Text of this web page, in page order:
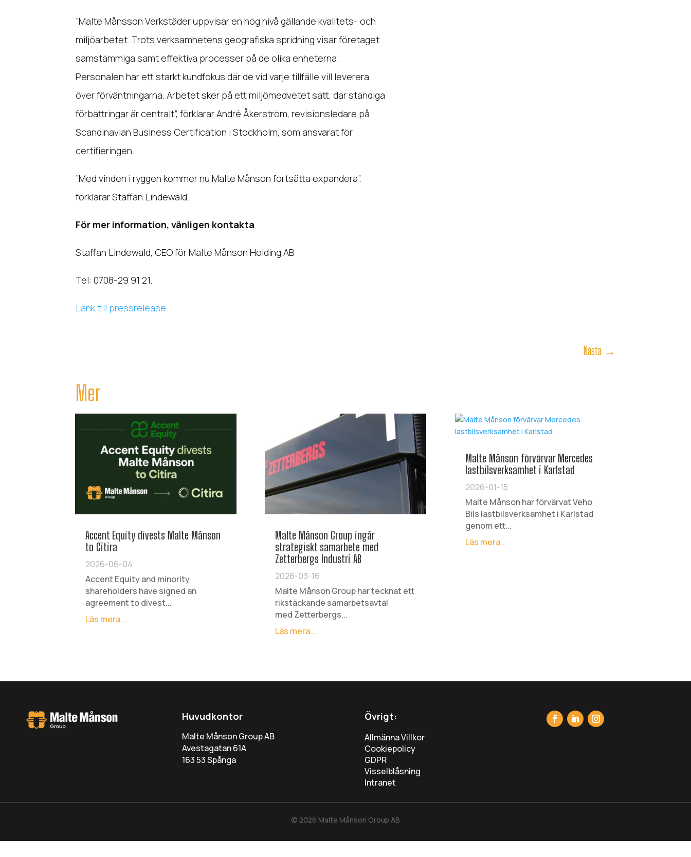
”Malte Månsson Verkstäder uppvisar en hög nivå gällande kvalitets- och
miljöarbetet. Trots verksamhetens geografiska spridning visar företaget
samstämmiga samt effektiva processer på de olika enheterna.
Personalen har ett starkt kundfokus där de vid varje tillfälle vill leverera
över förväntningarna. Arbetet sker på ett miljömedvetet sätt, där ständiga
förbättringar är centralt”, förklarar André Åkerström, revisionsledare på
Scandinavian Business Certification i Stockholm, som ansvarat för
certifieringen.
”Med vinden i ryggen kommer nu Malte Månson fortsätta expandera”,
förklarar Staffan Lindewald.
För mer information, vänligen kontakta
Staffan Lindewald, CEO för Malte Månson Holding AB
Tel: 0708-29 91 21.
Länk till pressrelease
Nästa →
Mer
Accent Equity divests Malte Månson
to Citira
2026-06-04
Accent Equity and minority
shareholders have signed an
agreement to divest...
Läs mera...
Malte Månson Group ingår
strategiskt samarbete med
Zetterbergs Industri AB
2026-03-16
Malte Månson Group har tecknat ett
rikstäckande samarbetsavtal
med Zetterbergs...
Läs mera...
Malte Månson förvärvar Mercedes
lastbilsverksamhet i Karlstad
2026-01-15
Malte Månson har förvärvat Veho
Bils lastbilsverksamhet i Karlstad
genom ett...
Läs mera...
Huvudkontor
Malte Månson Group AB
Avestagatan 61A
163 53 Spånga
Övrigt:
Allmänna Villkor
Cookiepolicy
GDPR
Visselblåsning
Intranet
© 2026 Malte Månson Group AB